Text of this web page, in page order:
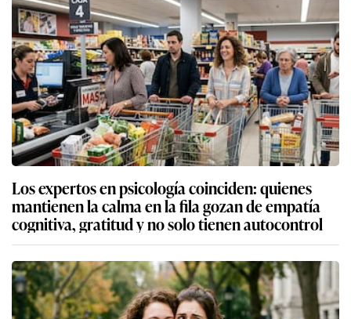
Los expertos en psicología coinciden: quienes
mantienen la calma en la fila gozan de empatía
cognitiva, gratitud y no solo tienen autocontrol